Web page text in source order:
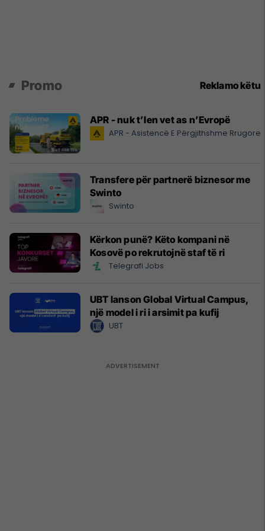
Promo Reklamo këtu
APR - nuk t’len vet as n’Evropë
APR - Asistencë E Përgjithshme Rrugore
Transfere për partnerë biznesor me
Swinto
Swinto
Kërkon punë? Këto kompani në
Kosovë po rekrutojnë staf të ri
Telegrafi Jobs
UBT lanson Global Virtual Campus,
një model i ri i arsimit pa kufij
UBT